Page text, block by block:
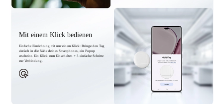
Mit einem Klick bedienen
Einfache Einrichtung mit nur einem Klick: Bringe den Tag
einfach in die Nähe deines Smartphones, ein Popup
erscheint. Ein Klick zum Einschalten + 3 einfache Schritte
zur Verbindung.